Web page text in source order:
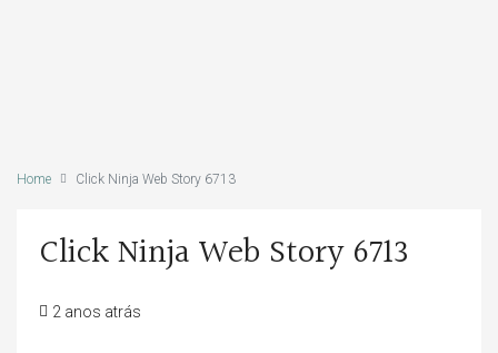
Home Click Ninja Web Story 6713
Click Ninja Web Story 6713
2 anos atrás